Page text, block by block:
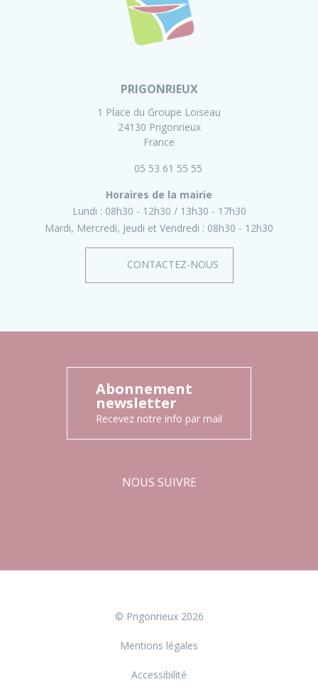
PRIGONRIEUX
1 Place du Groupe Loiseau
24130 Prigonrieux
France
05 53 61 55 55
Horaires de la mairie
Lundi : 08h30 - 12h30
13h30 - 17h30
Mardi, Mercredi, Jeudi et Vendredi : 08h30 - 12h30
CONTACTEZ-NOUS
Abonnement
newsletter
Recevez notre info par mail
NOUS SUIVRE
© Prigonrieux 2026
Mentions légales
Accessibilité